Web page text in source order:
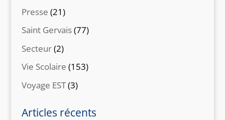
Presse (21)
Saint Gervais(77)
Secteur(2)
Vie Scolaire (153)
Voyage EST(3)
Articles récents